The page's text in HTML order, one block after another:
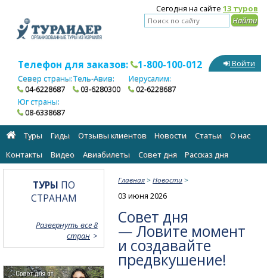
Сегодня на сайте 13 туров
Телефон для заказов: 1-800-100-012
Север страны:
04-6228687
Тель-Авив:
03-6280300
Иерусалим:
02-6228687
Юг страны:
08-6338687
Войти
Туры Гиды Отзывы клиентов Новости Статьи
О нас
Контакты
Видео Авиабилеты Cовет дня Рассказ дня
Главная >Новости >
03 июня 2026
Совет дня
— Ловите момент
и создавайте
предвкушение!
ТУРЫ ПО
СТРАНАМ
Развернуть все 8
стран